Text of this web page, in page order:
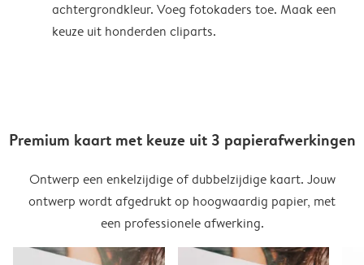
achtergrondkleur. Voeg fotokaders toe. Maak een
keuze uit honderden cliparts.
Premium kaart met keuze uit 3 papierafwerkingen
Ontwerp een enkelzijdige of dubbelzijdige kaart. Jouw
ontwerp wordt afgedrukt op hoogwaardig papier, met
een professionele afwerking.